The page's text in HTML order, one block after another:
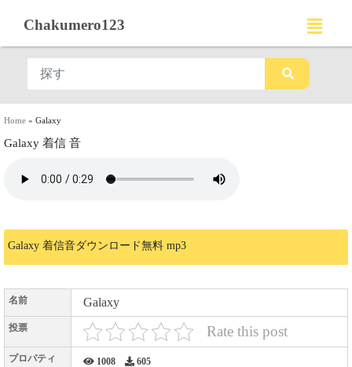
Chakumero123
Home » Galaxy
Galaxy 着信 音
Galaxy 着信音ダウンロード無料 mp3
名前 Galaxy
投票 Rate this post
プロパティ 1008 605